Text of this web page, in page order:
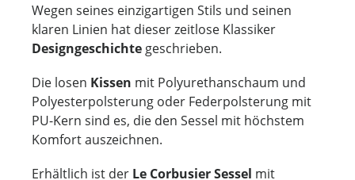
Wegen seines einzigartigen Stils und seinen
klaren Linien hat dieser zeitlose Klassiker
Designgeschichte geschrieben.
Die losen Kissen mit Polyurethanschaum und
Polyesterpolsterung oder Federpolsterung mit
PU-Kern sind es, die den Sessel mit höchstem
Komfort auszeichnen.
Erhältlich ist der Le Corbusier Sessel mit